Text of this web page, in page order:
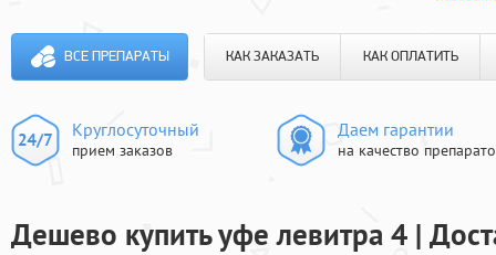
ВСЕ ПРЕПАРАТЫ КАК ЗАКАЗАТЬ КАК ОПЛАТИТЬ
Круглосуточный
прием заказов
Даем гарантии
на качество
Дешево купить уфе левитра 4 |